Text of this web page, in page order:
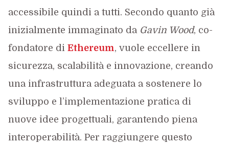
accessibile quindi a tutti. Secondo quanto già
inizialmente immaginato da Gavin Wood, co-
fondatore di Ethereum, vuole eccellere in
sicurezza, scalabilità e innovazione, creando
una infrastruttura adeguata a sostenere lo
sviluppo e l’implementazione pratica di
nuove idee progettuali, garantendo piena
interoperabilità. Per raggiungere questo